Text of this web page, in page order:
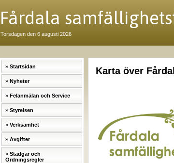
Fårdala
Torsdagen den 6 augusti 2026
Startsidan
Nyheter
Felanmälan och Service
Styrelsen
Verksamhet
Avgifter
Stadgar och
Ordningsregler
Karta över